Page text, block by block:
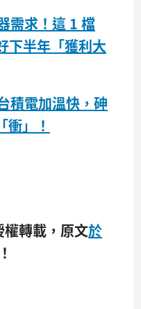
需求！這 1 檔
下半年「獲利大
積電加溫快，砷
衝」！
權轉載，原文於